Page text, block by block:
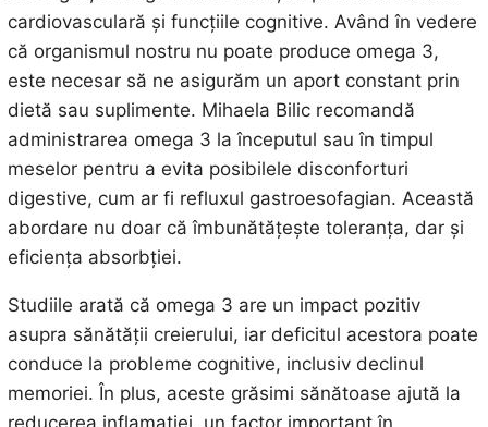
cardiovasculară și funcțiile cognitive. Având în vedere
că organismul nostru nu poate produce omega 3,
este necesar să ne asigurăm un aport constant prin
dietă sau suplimente. Mihaela Bilic recomandă
administrarea omega 3 la începutul sau în timpul
meselor pentru a evita posibilele disconforturi
digestive, cum ar fi refluxul gastroesofagian. Această
abordare nu doar că îmbunătățește toleranța, dar și
eficiența absorbției.
Studiile arată că omega 3 are un impact pozitiv
asupra sănătății creierului, iar deficitul acestora poate
conduce la probleme cognitive, inclusiv declinul
memoriei. În plus, aceste grăsimi sănătoase ajută la
reducerea inflamației, un factor important în